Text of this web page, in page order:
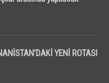
YENİ ROTASI